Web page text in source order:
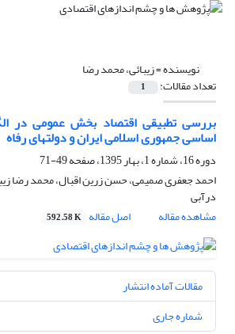
نویسنده =زیبائی، محمد رضا
تعداد مقالات: 1
بررسی تطبیقی اقتصاد بخش عمومی در
اساسی جمهوری اسلامی ایران و دولتهای رفاه
دوره 16، شماره 1، بهار 1395، صفحه
49-71
احمد جعفری صمیمی، حسن زرین اقبال، محمد رضا
درآبی
مشاهده مقاله
اصل مقاله 592.58 K
مقالات آماده انتشار
شماره جاری